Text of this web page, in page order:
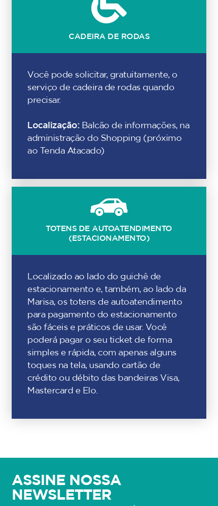
CADEIRA DE RODAS
Você pode solicitar, gratuitamente, o
serviço de cadeira de rodas quando
precisar.
Localização: Balcão de informações, na
administração do Shopping (próximo
ao Tenda Atacado)
TOTENS DE AUTOATENDIMENTO
(ESTACIONAMENTO)
Localizado ao lado do guichê de
estacionamento e, também, ao lado da
Marisa, os totens de autoatendimento
para pagamento do estacionamento
são fáceis e práticos de usar. Você
poderá pagar o seu ticket de forma
simples e rápida, com apenas alguns
toques na tela, usando cartão de
crédito ou débito das bandeiras Visa,
Mastercard e Elo.
ASSINE NOSSA
NEWSLETTER